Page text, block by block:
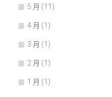
5 月 (11)
4 月 (1)
3 月 (1)
2 月 (1)
1 月 (1)